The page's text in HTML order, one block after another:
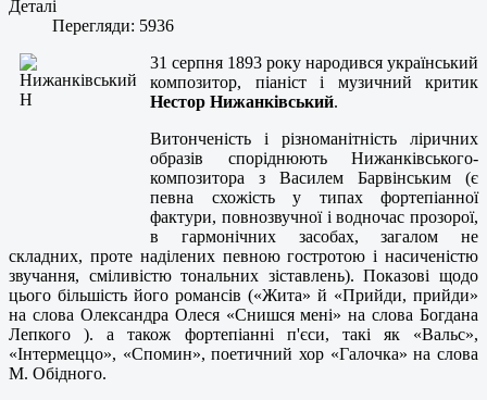
Деталі
Перегляди: 5936
31 серпня 1893 року народився український
композитор, піаніст і музичний критик
Нестор Нижанківський.
Витонченість і різноманітність ліричних
образів споріднюють Нижанківського-
композитора з Василем Барвінським (є
певна схожість у типах фортепіанної
фактури, повнозвучної і водночас прозорої,
в гармонічних засобах, загалом не
складних, проте наділених певною гостротою і насиченістю
звучання, сміливістю тональних зіставлень). Показові щодо
цього більшість його романсів («Жита» й «Прийди, прийди»
на слова Олександра Олеся «Снишся мені» на слова Богдана
Лепкого ). а також фортепіанні п'єси, такі як «Вальс»,
«Інтермеццо», «Спомин», поетичний хор «Галочка» на слова
М. Обідного.